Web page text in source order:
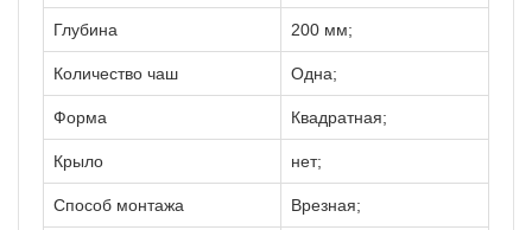
Глубина 200 мм;
Количество чаш Одна;
Форма Квадратная;
Крыло нет;
Способ монтажа Врезная;